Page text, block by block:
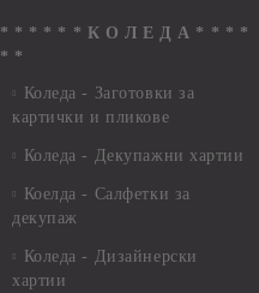
* * * * * * К О Л Е Д А * * * *
* *
Коледа - Заготовки за
картички и пликове
Коледа - Декупажни хартии
Коелда - Салфетки за
декупаж
Коледа - Дизайнерски
хартии